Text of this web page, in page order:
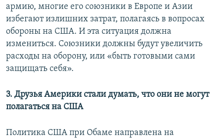
армию, многие его союзники в Европе и Азии
избегают излишних затрат, полагаясь в вопросах
обороны на США. И эта ситуация должна
измениться. Союзники должны будут увеличить
расходы на оборону, или «быть готовыми сами
защищать себя».
3. Друзья Америки стали думать, что они не могут
полагаться на США
Политика США при Обаме направлена на